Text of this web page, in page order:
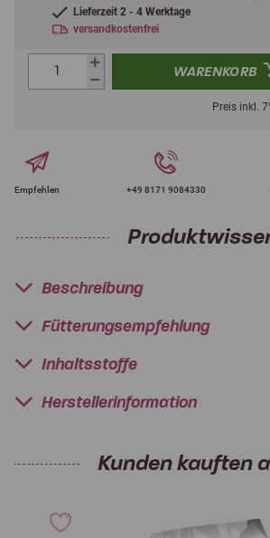
Lieferzeit 2 - 4 Werktage
versandkostenfrei
WARENKORB
Preis inkl.
Empfehlen +49 8171 9084330
Beschreibung
Fütterungsempfehlung
Inhaltsstoffe
Herstellerinformation
Kunden kauften